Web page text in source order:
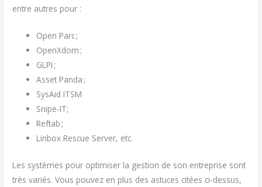
entre autres pour :
Open Parc ;
OpenXdom ;
GLPI ;
Asset Panda ;
SysAid ITSM
Snipe-IT;
Reftab ;
Linbox Rescue Server, etc.
Les systèmes pour optimiser la gestion de son entreprise sont
très variés. Vous pouvez en plus des astuces citées ci-dessus,